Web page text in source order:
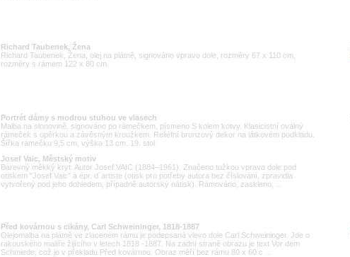
Richard Taubenek, Žena
Richard Taubenek, Žena, olej na plátně, signováno vpravo dole, rozměry 67 x 110 cm,
rozměry s rámem 122 x 80 cm.
Portrét dámy s modrou stuhou ve vlasech
Malba na slonovině, signováno po rámečkem, písmeno S kolem kotvy. Klasicistní oválný
rámeček s opěrkou a závěsným kroužkem. Reliéfní bronzový dekor na látkovém podkladu.
Šířka rámečku 9,5 cm, výška 13 cm. 19. stol.
Josef Vaic, Městský motiv
Barevný měkký kryt. Autor Josef VAIC (1884–1961). Značeno tužkou vpravo dole pod
otiskem "Josef Vaic" a épr. d´artiste (otisk pro potřeby autora bez číslování, zpravidla
vytvořený pod jeho dohledem, případně autorský nátisk). Rámováno, zaskleno, ...
Před kovárnou s cikány, Carl Schweininger, 1818-1887
Olejomalba na plátně ve zlaceném rámu je podepsaná vlevo dole Carl Schweininger. Jde o
rakouského malíře žijícího v letech 1818 -1887. Na zadní straně obrazu je text Vor dem
Schmiede, což je v překladu Před kovárnou. Obraz měří bez rámu 80 x 60 c ...